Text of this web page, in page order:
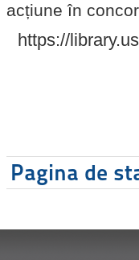
acțiune în
https://
Pagina de